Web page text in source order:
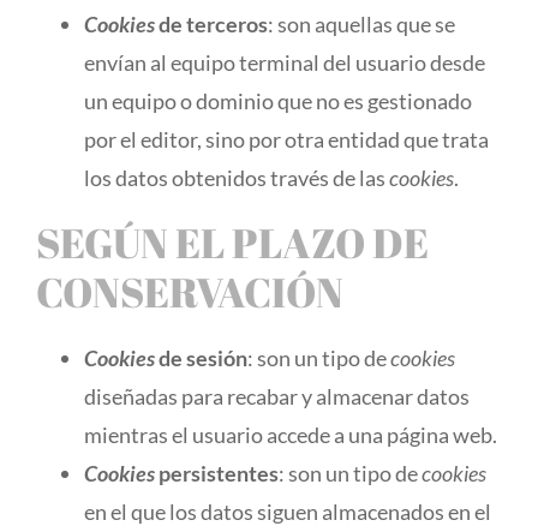
Cookiesde terceros: son aquellas que se
envían al equipo terminal del usuario desde
un equipo o dominio que no es gestionado
por el editor, sino por otra entidad que trata
los datos obtenidos través de lascookies.
SEGÚN EL PLAZO DE
CONSERVACIÓN
Cookiesde sesión: son un tipo decookies
diseñadas para recabar y almacenar datos
mientras el usuario accede a una página web.
Cookiespersistentes: son un tipo decookies
en el que los datos siguen almacenados en el